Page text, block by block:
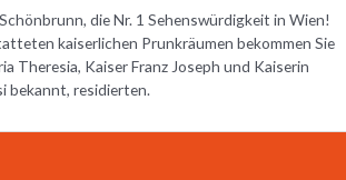
die Nr. 1 Sehenswürdigkeit in Wien!
kaiserlichen Prunkräumen bekommen Sie
Theresia, Kaiser Franz Joseph und Kaiserin
bekannt, residierten.